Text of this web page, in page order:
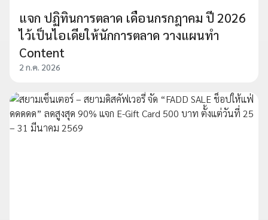
แจก ปฏิทินการตลาด เดือนกรกฎาคม ปี 2026
ไว้เป็นไอเดียให้นักการตลาด วางแผนทำ
Content
2 ก.ค. 2026